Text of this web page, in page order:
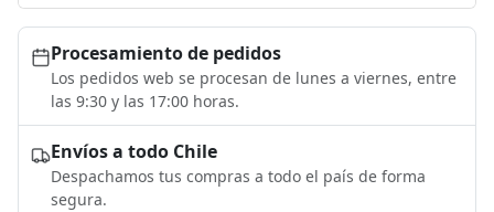
Procesamiento de pedidos
Los pedidos web se procesan de lunes a viernes, entre
las 9:30 y las 17:00 horas.
Envíos a todo Chile
Despachamos tus compras a todo el país de forma
segura.